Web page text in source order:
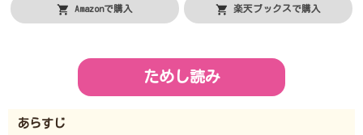
Amazonで購入 楽天ブックスで購入
ためし読み
あらすじ